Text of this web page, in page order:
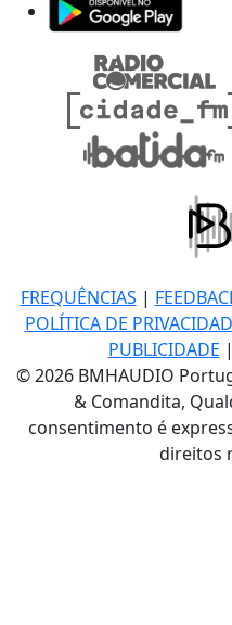
FREQUÊNCIAS |
POLÍTICA DE
PUBLICIDADE |
© 2026 BMHAUDIO
& Comandita,
consentimento é
direitos